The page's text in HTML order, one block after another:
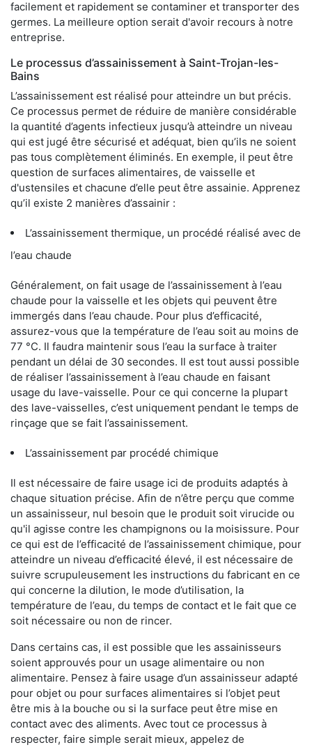
facilement et rapidement se contaminer et transporter des
germes. La meilleure option serait d'avoir recours à notre
entreprise.
Le processus d’assainissement à Saint-Trojan-les-
Bains
L’assainissement est réalisé pour atteindre un but précis.
Ce processus permet de réduire de manière considérable
la quantité d’agents infectieux jusqu’à atteindre un niveau
qui est jugé être sécurisé et adéquat, bien qu’ils ne soient
pas tous complètement éliminés. En exemple, il peut être
question de surfaces alimentaires, de vaisselle et
d'ustensiles et chacune d’elle peut être assainie. Apprenez
qu’il existe 2 manières d’assainir :
L’assainissement thermique, un procédé réalisé avec de
l’eau chaude
Généralement, on fait usage de l’assainissement à l’eau
chaude pour la vaisselle et les objets qui peuvent être
immergés dans l’eau chaude. Pour plus d’efficacité,
assurez-vous que la température de l’eau soit au moins de
77 °C. Il faudra maintenir sous l’eau la surface à traiter
pendant un délai de 30 secondes. Il est tout aussi possible
de réaliser l’assainissement à l’eau chaude en faisant
usage du lave-vaisselle. Pour ce qui concerne la plupart
des lave-vaisselles, c’est uniquement pendant le temps de
rinçage que se fait l’assainissement.
L’assainissement par procédé chimique
Il est nécessaire de faire usage ici de produits adaptés à
chaque situation précise. Afin de n’être perçu que comme
un assainisseur, nul besoin que le produit soit virucide ou
qu'il agisse contre les champignons ou la moisissure. Pour
ce qui est de l’efficacité de l’assainissement chimique, pour
atteindre un niveau d’efficacité élevé, il est nécessaire de
suivre scrupuleusement les instructions du fabricant en ce
qui concerne la dilution, le mode d’utilisation, la
température de l’eau, du temps de contact et le fait que ce
soit nécessaire ou non de rincer.
Dans certains cas, il est possible que les assainisseurs
soient approuvés pour un usage alimentaire ou non
alimentaire. Pensez à faire usage d’un assainisseur adapté
pour objet ou pour surfaces alimentaires si l’objet peut
être mis à la bouche ou si la surface peut être mise en
contact avec des aliments. Avec tout ce processus à
respecter, faire simple serait mieux, appelez de